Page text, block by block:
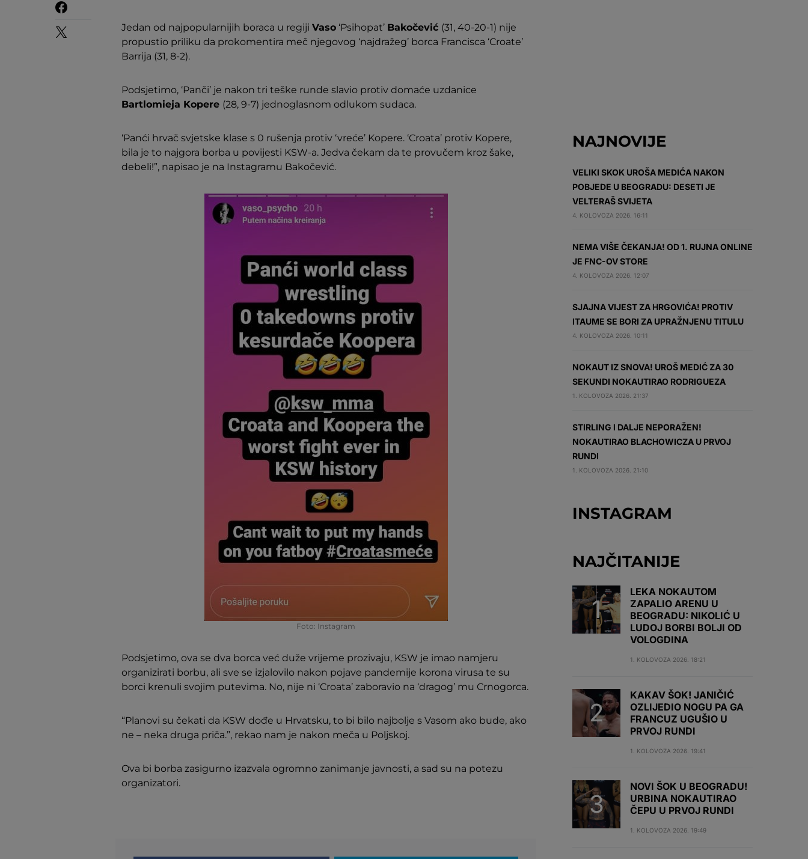
Jedan od najpopularnijih boraca u regiji Vaso ‘Psihopat’ Bakočević (31, 40-20-1) nije
propustio priliku da prokomentira meč njegovog ‘najdražeg’ borca Francisca ‘Croate’
Barrija (31, 8-2).
Podsjetimo, ‘Panči’ je nakon tri teške runde slavio protiv domaće uzdanice
Bartlomieja Kopere (28, 9-7) jednoglasnom odlukom sudaca.
‘Panći hrvač svjetske klase s 0 rušenja protiv ‘vreće’ Kopere. ‘Croata’ protiv Kopere,
bila je to najgora borba u povijesti KSW-a. Jedva čekam da te provučem kroz šake,
debeli!”, napisao je na Instagramu Bakočević.
Foto: Instagram
Podsjetimo, ova se dva borca već duže vrijeme prozivaju, KSW je imao namjeru
organizirati borbu, ali sve se izjalovilo nakon pojave pandemije korona virusa te su
borci krenuli svojim putevima. No, nije ni ‘Croata’ zaboravio na ‘dragog’ mu Crnogorca.
“Planovi su čekati da KSW dođe u Hrvatsku, to bi bilo najbolje s Vasom ako bude, ako
ne – neka druga priča.”, rekao nam je nakon meča u Poljskoj.
Ova bi borba zasigurno izazvala ogromno zanimanje javnosti, a sad su na potezu
organizatori.
NAJNOVIJE
VELIKI SKOK UROŠA MEDIĆA NAKON
POBJEDE U BEOGRADU: DESETI JE
VELTERAŠ SVIJETA
4. KOLOVOZA 2026. 16:11
NEMA VIŠE ČEKANJA! OD 1. RUJNA ONLINE
JE FNC-OV STORE
4. KOLOVOZA 2026. 12:07
SJAJNA VIJEST ZA HRGOVIĆA! PROTIV
ITAUME SE BORI ZA UPRAŽNJENU TITULU
4. KOLOVOZA 2026. 10:11
NOKAUT IZ SNOVA! UROŠ MEDIĆ ZA 30
SEKUNDI NOKAUTIRAO RODRIGUEZA
1. KOLOVOZA 2026. 21:37
STIRLING I DALJE NEPORAŽEN!
NOKAUTIRAO BLACHOWICZA U PRVOJ
RUNDI
1. KOLOVOZA 2026. 21:10
INSTAGRAM
NAJČITANIJE
LEKA NOKAUTOM
ZAPALIO ARENU U
BEOGRADU: NIKOLIĆ U
LUDOJ BORBI BOLJI OD
VOLOGDINA
1. KOLOVOZA 2026. 18:21
KAKAV ŠOK! JANIČIĆ
OZLIJEDIO NOGU PA GA
FRANCUZ UGUŠIO U
PRVOJ RUNDI
1. KOLOVOZA 2026. 19:41
NOVI ŠOK U BEOGRADU!
URBINA NOKAUTIRAO
ČEPU U PRVOJ RUNDI
1. KOLOVOZA 2026. 19:49